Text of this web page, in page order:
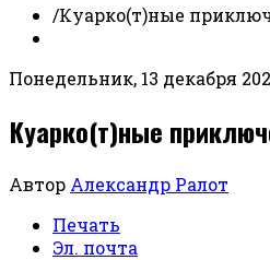
/Куарко(т)ные
Понедельник, 13 декабря
Куарко(т)ные
Автор Александр Ралот
Печать
Эл. почта